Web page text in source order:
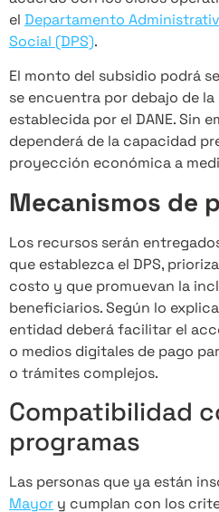
el Departamento
Social (DPS).
El monto del subsidio podrá
se encuentra por debajo de
establecida por el DANE. Sin
dependerá de la capacidad
proyección económica a
Mecanismos de
Los recursos serán
que establezca el DPS,
costo y que promuevan la
beneficiarios. Según lo
entidad deberá facilitar el
o medios digitales de pago
o trámites complejos.
Compatibilidad
programas
Las personas que ya están
Mayor y cumplan con los